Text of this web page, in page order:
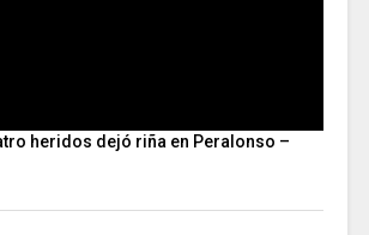
heridos dejó riña en Peralonso –